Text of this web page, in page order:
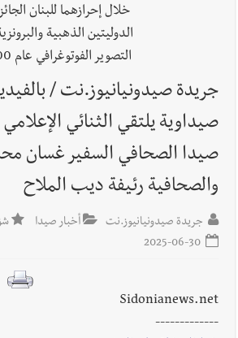
هكذا خبأت إسرائيل شيطان
أخبار لبنان
بالتفاصيل : جلسة لمجلس الوزراء
والمقررات : تعيينات ورد 4
شدد على تفهم ترامب واردوغان لوضع
اقتصادي يتم العمل عليه في واشنطن
أخبار صيدا بلدية صيدا : حجز مركبتي
بسبب الإزعاج الصوتي
أخبار صيدا - Apply now before 14
خلال إحرازهما للبنان
الدوليتين الذهبية
التصوير الفوتوغرافي عام 2000
جريدة صيدونيانيوز.نت /
صيداوية يلتقي الثنائي
صيدا الصحافي السفير غسان
والصحافية رئيفة ديب الملاح
جريدة صيدونيانيوز.نت أخبار صيدا
2025-06-30
Sidonianews.net
-------------